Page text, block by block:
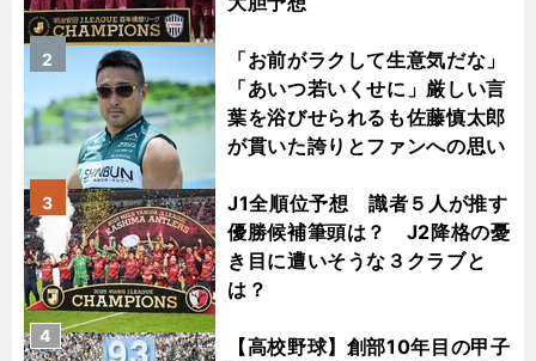
「お前がラクして生意気だな」
「あいつ若いくせに」厳しい言
葉を浴びせられるも佐藤慎太郎
が貫いた誇りとファンへの思い
2
J1全順位予想 識者５人が推す
優勝候補筆頭は？ J2降格の憂
き目に遭いそうな３クラブと
は？
3
【高校野球】創部10年目の甲子
4